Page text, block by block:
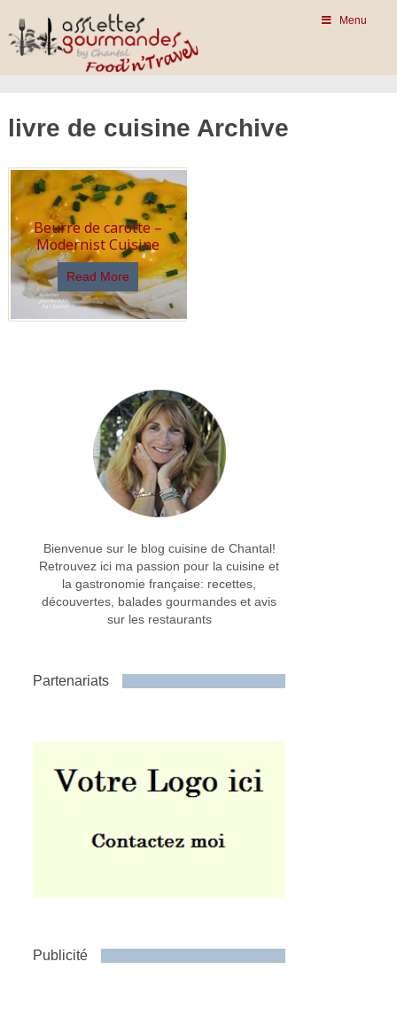
Menu
livre de cuisine Archive
Beurre de carotte –
Modernist Cuisine
Read More
Bienvenue sur le blog cuisine de Chantal!
Retrouvez ici ma passion pour la cuisine et
la gastronomie française: recettes,
découvertes, balades gourmandes et avis
sur les restaurants
Partenariats
Publicité